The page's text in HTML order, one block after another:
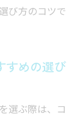
たコスパ
び方のコツで
すめの選び
選ぶ際は、コ